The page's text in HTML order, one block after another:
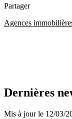
Partager
Agences
Dernières
Mis à jour le 12/03/